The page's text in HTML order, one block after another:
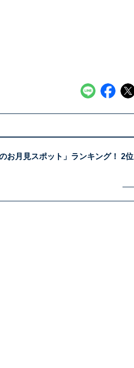
お月見スポット」ランキング！ 2位